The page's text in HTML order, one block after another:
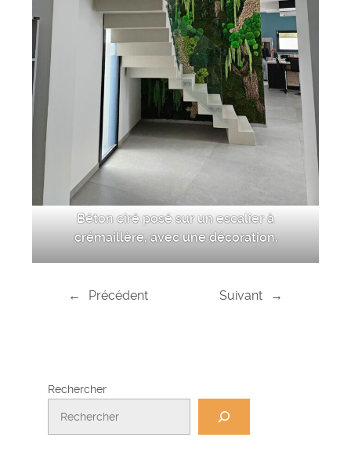
Béton ciré posé sur un escalier à
crémaillère, avec une décoration.
← Précédent Suivant →
Rechercher